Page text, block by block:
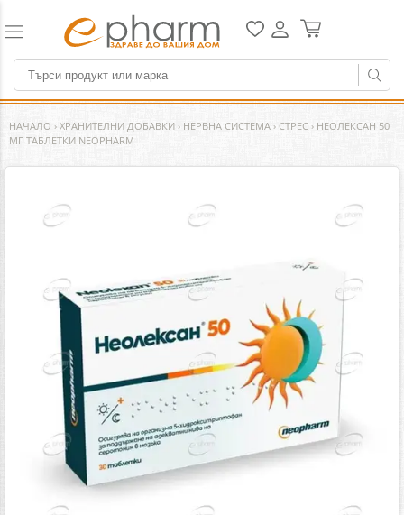
НАЧАЛО › ХРАНИТЕЛНИ ДОБАВКИ › НЕРВНА СИСТЕМА › СТРЕС › НЕОЛЕКСАН 50
МГ ТАБЛЕТКИ NEOPHARM